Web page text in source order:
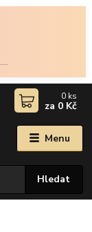
Menu
Hledat
0 ks
za 0 Kč